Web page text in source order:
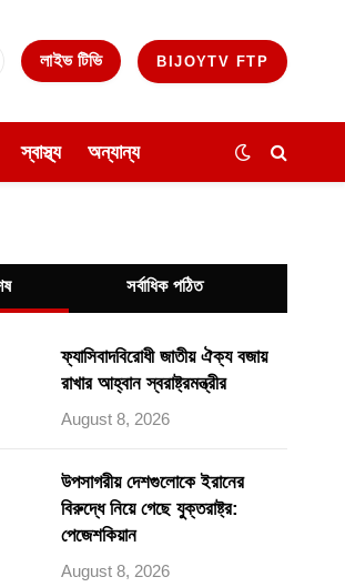
লাইভ টিভি BIJOYTV FTP
স্বাস্থ্য অন্যান্য
সর্বাধিক পঠিত
ফ্যাসিবাদবিরোধী জাতীয় ঐক্য বজায়
রাখার আহ্বান স্বরাষ্ট্রমন্ত্রীর
August 8, 2026
উপসাগরীয় দেশগুলোকে ইরানের
বিরুদ্ধে নিয়ে গেছে যুক্তরাষ্ট্র:
পেজেশকিয়ান
August 8, 2026